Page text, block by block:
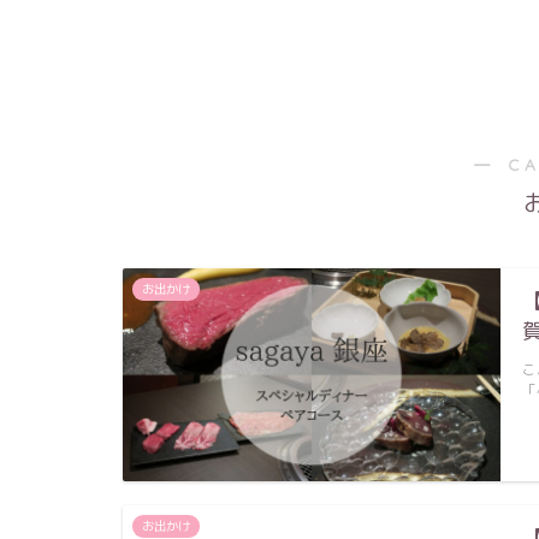
―
お出かけ
お出かけ